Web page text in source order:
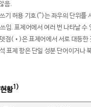
음.
기 허용 기호(^)는 좌우의 단위를
임. 표제어에서 여러 번 나타날 수
점(•)은 표제어에서 서로 대등한
표제 항은 단일 성분 단어이거나
황1)